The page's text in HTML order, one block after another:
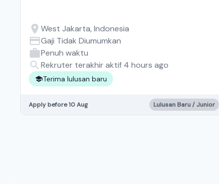
West Jakarta, Indonesia
Gaji Tidak Diumumkan
Penuh waktu
Rekruter terakhir aktif 4 hours ago
Terima lulusan baru
Apply before 10 Aug Lulusan Baru / Junior